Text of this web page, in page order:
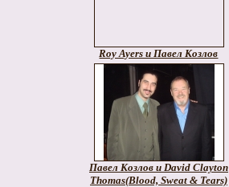
Roy Ayers и Павел Козлов
Павел Козлов и David Clayton
Thomas(Blood, Sweat & Tears)